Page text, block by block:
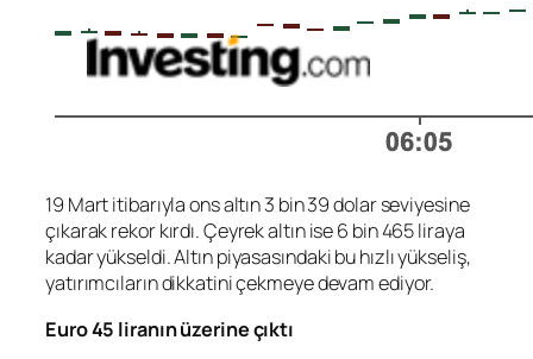
19 Mart itibarıyla ons altın 3 bin 39 dolar seviyesine
çıkarak rekor kırdı. Çeyrek altın ise 6 bin 465 liraya
kadar yükseldi. Altın piyasasındaki bu hızlı yükseliş,
yatırımcıların dikkatini çekmeye devam ediyor.
Euro 45 liranın üzerine çıktı